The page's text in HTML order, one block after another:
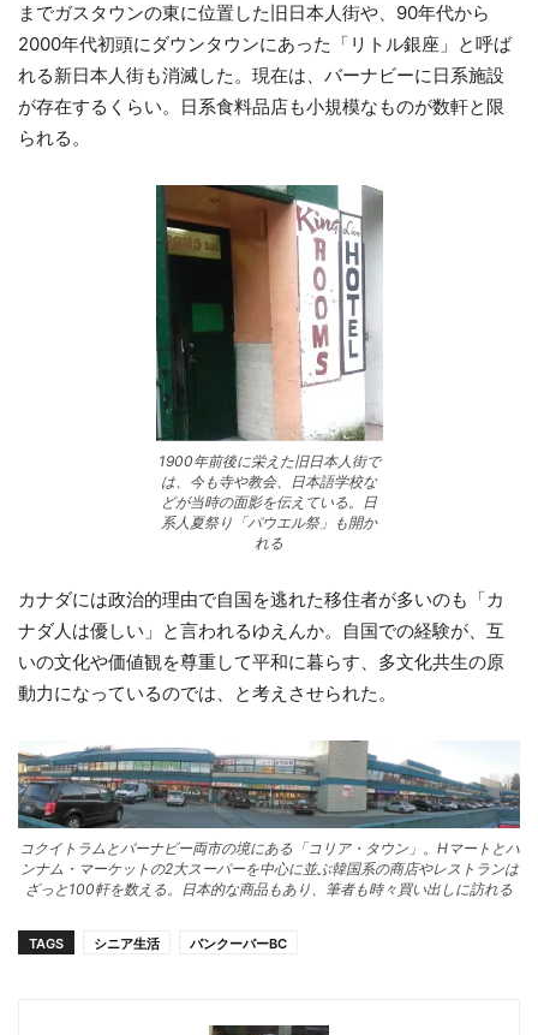
までガスタウンの東に位置した旧日本人街や、90年代から
2000年代初頭にダウンタウンにあった「リトル銀座」と呼ば
れる新日本人街も消滅した。現在は、バーナビーに日系施設
が存在するくらい。日系食料品店も小規模なものが数軒と限
られる。
1900年前後に栄えた旧日本人街で
は、今も寺や教会、日本語学校な
どが当時の面影を伝えている。日
系人夏祭り「パウエル祭」も開か
れる
カナダには政治的理由で自国を逃れた移住者が多いのも「カ
ナダ人は優しい」と言われるゆえんか。自国での経験が、互
いの文化や価値観を尊重して平和に暮らす、多文化共生の原
動力になっているのでは、と考えさせられた。
コクイトラムとバーナビー両市の境にある「コリア・タウン」。Hマートとハ
ンナム・マーケットの2大スーパーを中心に並ぶ韓国系の商店やレストランは
ざっと100軒を数える。日本的な商品もあり、筆者も時々買い出しに訪れる
TAGS シニア生活 バンクーバーBC